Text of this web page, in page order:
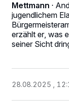
Mettmann ·
jugendlichem
erzählt er, was
seiner Sicht
28.08.2025 ,